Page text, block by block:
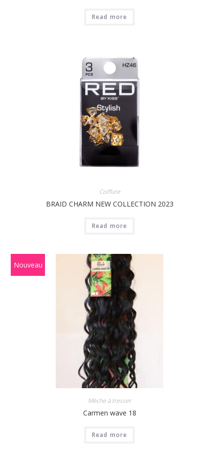
Read more
Coiffure
BRAID CHARM NEW COLLECTION 2023
Read more
Nouveau
Mèche à tresser
Carmen wave 18
Read more